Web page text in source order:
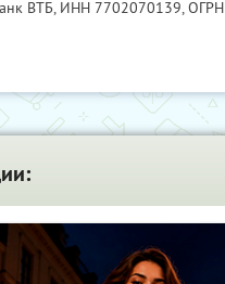
ВТБ, ИНН 7702070139, ОГРН